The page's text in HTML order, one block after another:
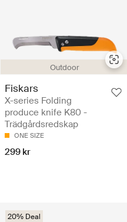
Outdoor
Fiskars
X-series Folding
produce knife K80 -
Trädgårdsredskap
ONE SIZE
299 kr
20% Deal